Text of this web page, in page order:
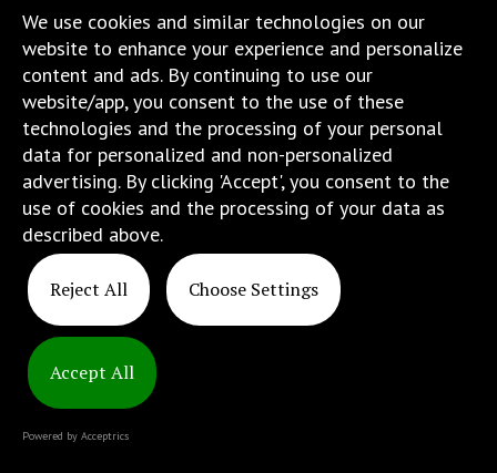
Pracownicy
Nauka
Biuro karier
Kontakt
Dojazd i lokalizacja
We use cookies and similar technologies on our
website to enhance your experience and personalize
content and ads. By continuing to use our
website/app, you consent to the use of these
technologies and the processing of your personal
data for personalized and non-personalized
advertising. By clicking 'Accept', you consent to the
use of cookies and the processing of your data as
described above.
Reject All Choose Settings
Accept All
Powered by Acceptrics